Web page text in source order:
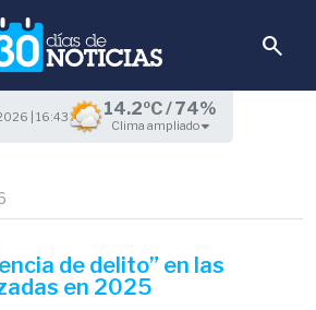
search
| 16:43 14.2ºC / 74%
Clima ampliado
de delito” en las
en 2025